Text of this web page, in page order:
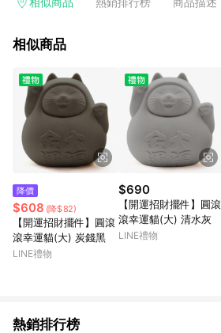
相似商品
降價
$608 (降$82)
【開運招財擺件】圓滾
滾幸運貓(大) 炭錢黑
LINE禮物
$690
【開運招財擺件】圓滾
滾幸運貓(大) 清水灰
LINE禮物
熱銷排行榜